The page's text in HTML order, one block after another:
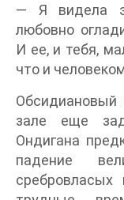
— Я видела
любовно
И ее, и тебя,
что и
Обсидиановый
зале еще
Ондигана
падение